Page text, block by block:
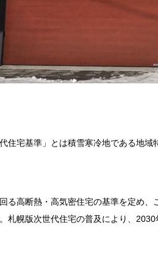
代住宅基準」とは積雪寒冷地である地
る高断熱・高気密住宅の基準を定め
札幌版次世代住宅の普及により、